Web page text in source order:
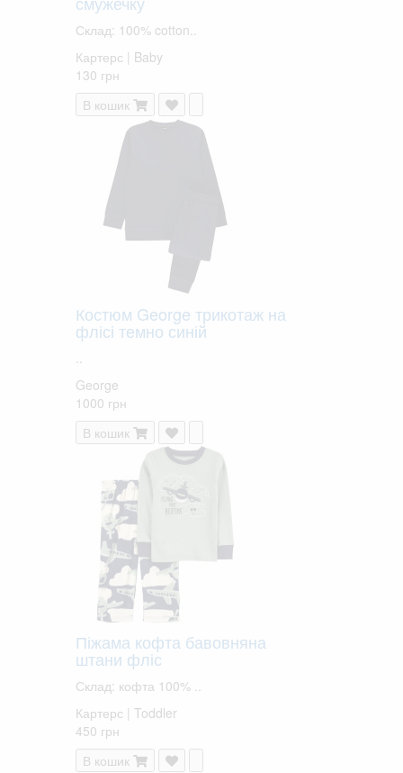
Склад: 100% cotton..
Картерс | Baby
130 грн
В кошик
Костюм George трикотаж на
флісі темно синій
George
1000 грн
В кошик
Піжама кофта бавовняна
штани фліс
Склад: кофта 100% ..
Картерс | Toddler
450 грн
В кошик